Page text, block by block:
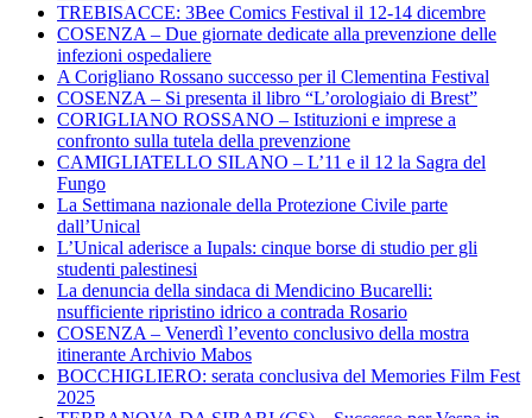
TREBISACCE: 3Bee Comics Festival il 12-14 dicembre
COSENZA – Due giornate dedicate alla prevenzione delle
infezioni ospedaliere
A Corigliano Rossano successo per il Clementina Festival
COSENZA – Si presenta il libro “L’orologiaio di Brest”
CORIGLIANO ROSSANO – Istituzioni e imprese a
confronto sulla tutela della prevenzione
CAMIGLIATELLO SILANO – L’11 e il 12 la Sagra del
Fungo
La Settimana nazionale della Protezione Civile parte
dall’Unical
L’Unical aderisce a Iupals: cinque borse di studio per gli
studenti palestinesi
La denuncia della sindaca di Mendicino Bucarelli:
nsufficiente ripristino idrico a contrada Rosario
COSENZA – Venerdì l’evento conclusivo della mostra
itinerante Archivio Mabos
BOCCHIGLIERO: serata conclusiva del Memories Film Fest
2025